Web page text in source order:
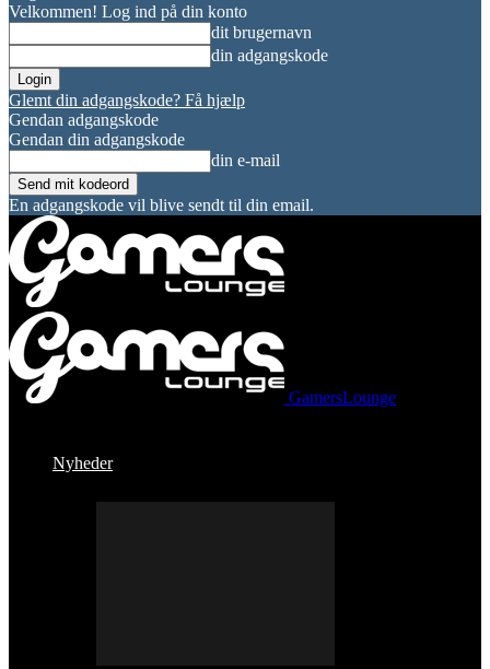
Velkommen! Log ind på din konto
dit brugernavn
din adgangskode
Glemt din adgangskode? Få hjælp
Gendan adgangskode
Gendan din adgangskode
din e-mail
En adgangskode vil blive sendt til din email.
GamersLounge
Nyheder